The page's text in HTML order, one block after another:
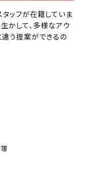
ッフが在籍していま
かして、 多様なアウ
違う提案ができるの